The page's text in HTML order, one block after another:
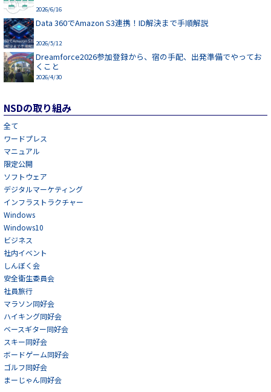
2026/6/16
Data 360でAmazon S3連携！ID解決まで手順解説
2026/5/12
Dreamforce2026参加登録から、宿の手配、出発準備でやってお
くこと
2026/4/30
NSDの取り組み
全て
ワードプレス
マニュアル
限定公開
ソフトウェア
デジタルマーケティング
インフラストラクチャー
Windows
Windows10
ビジネス
社内イベント
しんぼく会
安全衛生委員会
社員旅行
マラソン同好会
ハイキング同好会
ベースギター同好会
スキー同好会
ボードゲーム同好会
ゴルフ同好会
まーじゃん同好会